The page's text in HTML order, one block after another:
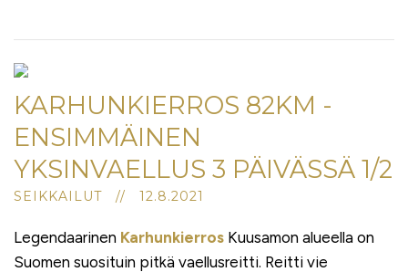
KARHUNKIERROS 82KM -
ENSIMMÄINEN
YKSINVAELLUS 3 PÄIVÄSSÄ 1/2
SEIKKAILUT // 12.8.2021
Legendaarinen Karhunkierros Kuusamon alueella on
Suomen suosituin pitkä vaellusreitti. Reitti vie